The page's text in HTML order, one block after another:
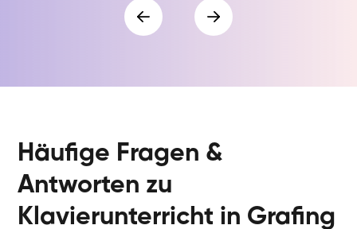
Häufige Fragen &
Antworten zu
Klavierunterricht in Grafing